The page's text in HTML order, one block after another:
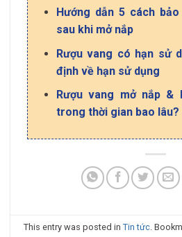
Hướng dẫn 5 cách
sau khi mở nắp
Rượu vang có hạn sử
định về hạn sử dụng
Rượu vang mở nắp
trong thời gian bao lâu?
This entry was posted inTin tức .